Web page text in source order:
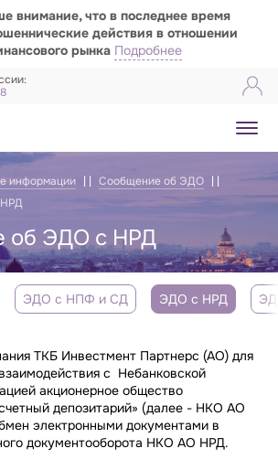
внимание, что в последнее время
действия в отношении
рынка Подробнее
информации
Сообщение об ЭДО
об ЭДО с НРД
ЭДО с НПФ и СД ЭДО с НРД
ТКБ Инвестмент Партнерс (АО) для
с Небанковской
акционерное общество
депозитарий» (далее - НКО АО
электронными документами в
документооборота НКО АО НРД.